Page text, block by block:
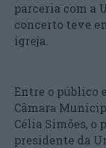
parceria com a
concerto teve
igreja.
Entre o público
Câmara
Célia Simões, o
presidente da